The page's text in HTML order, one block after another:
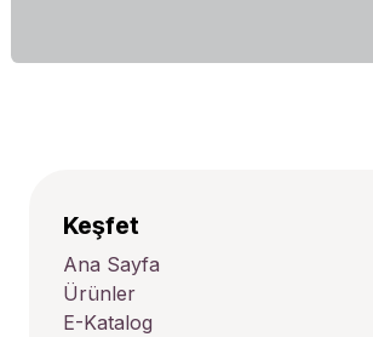
Keşfet
Ana Sayfa
Ürünler
E-Katalog